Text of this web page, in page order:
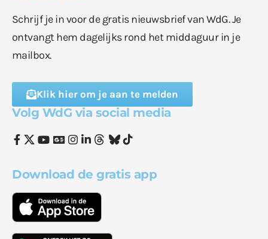
Schrijf je in voor de gratis nieuwsbrief van WdG. Je
ontvangt hem dagelijks rond het middaguur in je
mailbox.
Klik hier om je aan te melden
Volg WdG via social media
Download de gratis app